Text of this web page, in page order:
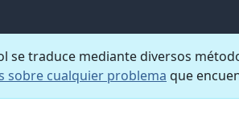
se traduce mediante diversos
sobre cualquier problema que